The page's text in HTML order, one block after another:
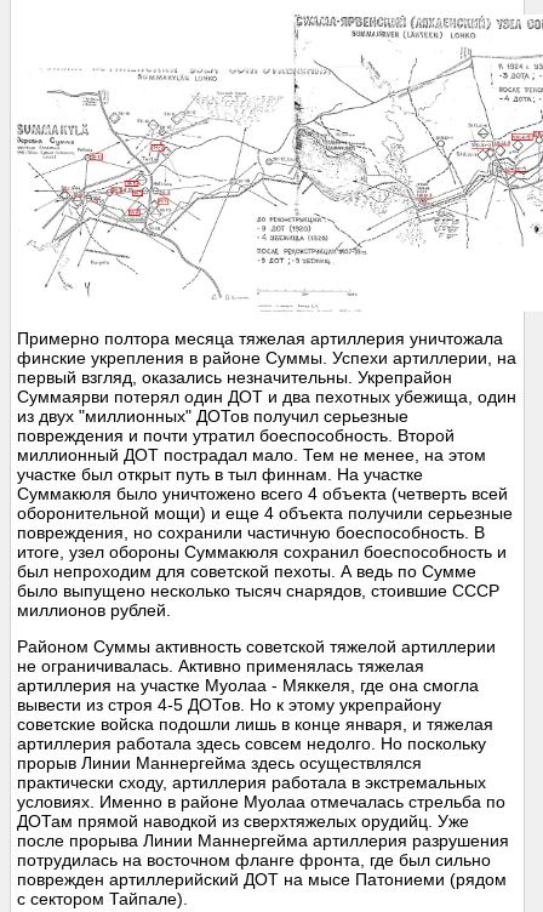
Примерно полтора месяца тяжелая артиллерия уничтожала
финские укрепления в районе Суммы. Успехи артиллерии, на
первый взгляд, оказались незначительны. Укрепрайон
Суммаярви потерял один ДОТ и два пехотных убежища, один
из двух "миллионных" ДОТов получил серьезные
повреждения и почти утратил боеспособность. Второй
миллионный ДОТ пострадал мало. Тем не менее, на этом
участке был открыт путь в тыл финнам. На участке
Суммакюля было уничтожено всего 4 объекта (четверть всей
оборонительной мощи) и еще 4 объекта получили серьезные
повреждения, но сохранили частичную боеспособность. В
итоге, узел обороны Суммакюля сохранил боеспособность и
был непроходим для советской пехоты. А ведь по Сумме
было выпущено несколько тысяч снарядов, стоившие СССР
миллионов рублей.
Районом Суммы активность советской тяжелой артиллерии
не ограничивалась. Активно применялась тяжелая
артиллерия на участке Муолаа - Мяккеля, где она смогла
вывести из строя 4-5 ДОТов. Но к этому укрепрайону
советские войска подошли лишь в конце января, и тяжелая
артиллерия работала здесь совсем недолго. Но поскольку
прорыв Линии Маннергейма здесь осуществлялся
практически сходу, артиллерия работала в экстремальных
условиях. Именно в районе Муолаа отмечалась стрельба по
ДОТам прямой наводкой из сверхтяжелых орудийц. Уже
после прорыва Линии Маннергейма артиллерия разрушения
потрудилась на восточном фланге фронта, где был сильно
поврежден артиллерийский ДОТ на мысе Патониеми (рядом
с сектором Тайпале).